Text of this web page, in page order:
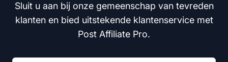
Sluit u aan bij onze gemeenschap van tevreden
klanten en bied uitstekende klantenservice met
Post Affiliate Pro.